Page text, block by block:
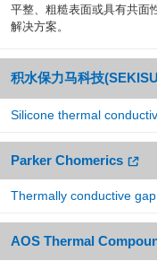
平整、粗糙表面或具有共面
解决方案。
积水保力马科技
Silicone thermal
Parker Chomerics
Thermally conductive
AOS Thermal